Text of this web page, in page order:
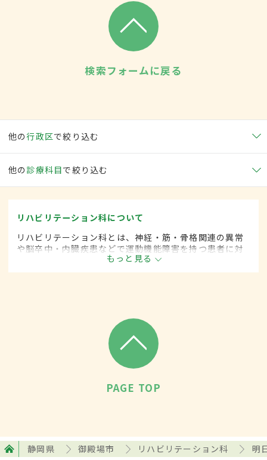
検索フォームに戻る
他の行政区で絞り込む
他の 診療科目で絞り込む
リハビリテーション科について
リハビリテーション科とは、神経・筋・骨格関連の異常
や脳卒中・内臓疾患などで運動機能障害を持つ患者に対
して、失われた機能の回復や残存能力の維持を目的とし
て、診断・治療します。
もっと見る
PAGE TOP
静岡県 御殿場市 リハビリテーション科 明